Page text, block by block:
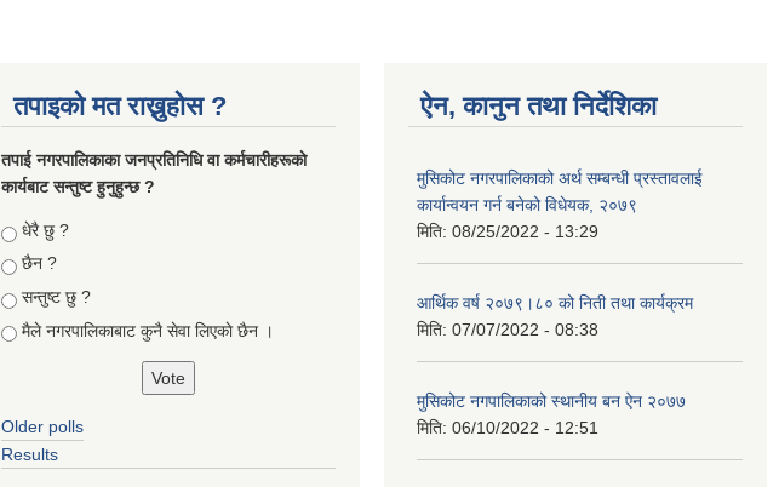
तपाइको मत राख्नुहोस ?
तपा‌ई नगरपालिकाका जनप्रतिनिधि वा कर्मचारीहरूकाे
कार्यबाट सन्तुष्ट हुनुहुन्छ ?
Choices
धेरै छु ?
छैन ?
सन्तुष्ट छु ?
मैले नगरपालिकाबाट कुनै सेवा लिएकाे छैन ।
Older polls
Results
ऐन, कानुन तथा निर्देशिका
मुसिकोट नगरपालिकाको अर्थ सम्बन्धी प्रस्तावलाई
कार्यान्वयन गर्न बनेको विधेयक, २०७९
मिति: 08/25/2022 - 13:29
आर्थिक वर्ष २०७९।८० को निती तथा कार्यक्रम
मिति: 07/07/2022 - 08:38
मुसिकोट नगपालिकाको स्थानीय बन ऐन २०७७
मिति: 06/10/2022 - 12:51